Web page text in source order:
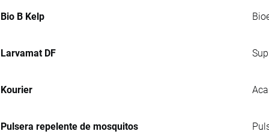
Bio B Kelp
Larvamat DF
Kourier
Pulsera repelente de mosquitos